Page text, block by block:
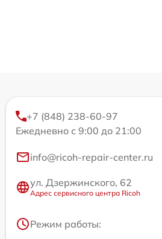
+7 (848) 238-60-97
Ежедневно с 9:00 до 21:00
info@ricoh-repair-center.ru
ул. Дзержинского, 62
Адрес сервисного центра Ricoh
Режим работы: